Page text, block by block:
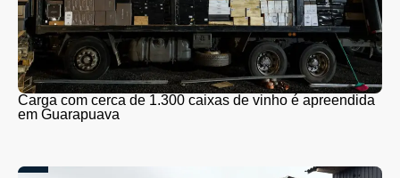
Carga com cerca de 1.300 caixas de vinho é apreendida
em Guarapuava